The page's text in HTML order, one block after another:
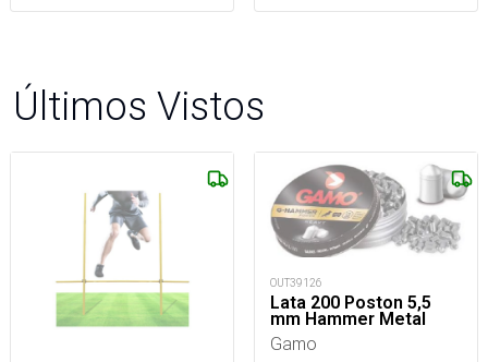
Últimos Vistos
OUT39126
Lata 200 Poston 5,5
mm Hammer Metal
Gamo